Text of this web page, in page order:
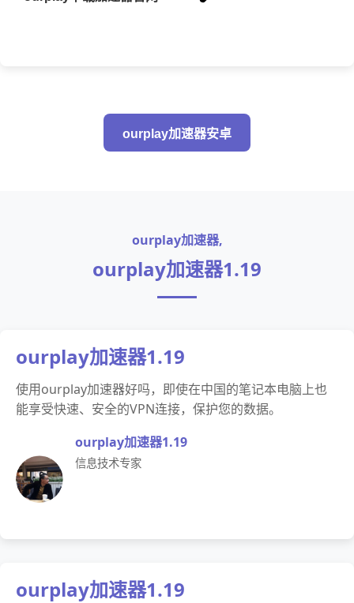
ourplay加速器安卓
ourplay加速器,
ourplay加速器1.19
ourplay加速器1.19
使用ourplay加速器好吗，即使在中国的笔记本电脑上也
能享受快速、安全的VPN连接，保护您的数据。
ourplay加速器1.19
信息技术专家
ourplay加速器1.19